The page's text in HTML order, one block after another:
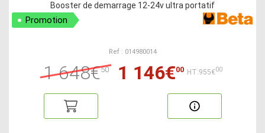
Booster de demarrage 12-24v ultra portatif
Promotion
Ref : 014980014
1 648€50 1 146€00 HT:955€00